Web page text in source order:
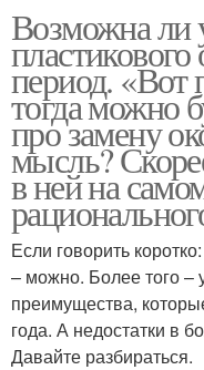
Возможна ли
период. «Вот
тогда можно
про замену
мысль?
в ней на
Если говорить
– можно. Более того –
преимущества,
года. А недостатки в
Давайте разбираться.